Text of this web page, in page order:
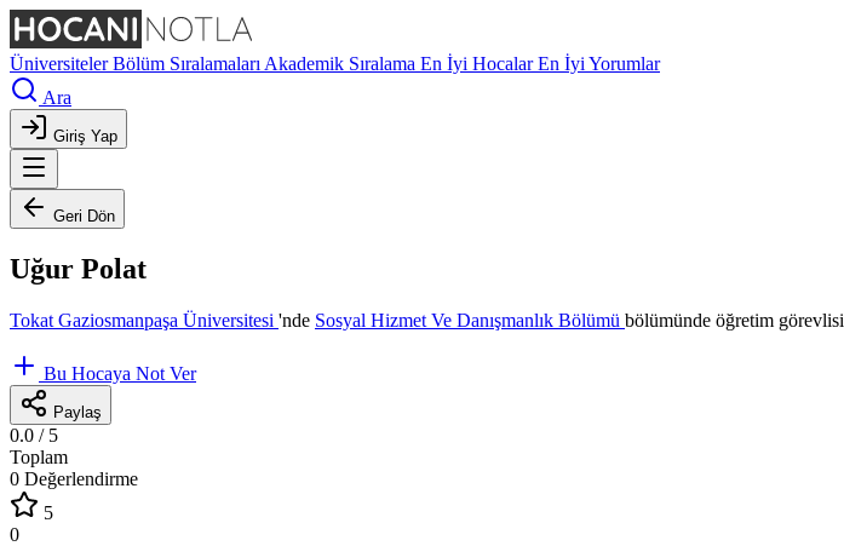
ÜniversitelerBölüm Sıralamaları Akademik Sıralama En İyi HocalarEn İyi Yorumlar
Ara
Giriş Yap
Geri Dön
Uğur Polat
Tokat Gaziosmanpaşa Üniversitesi 'nde Sosyal Hizmet Ve Danışmanlık Bölümü bölümünde öğretim görevlisi
Bu Hocaya Not Ver
Paylaş
0.0 / 5
Toplam
0 Değerlendirme
5
0